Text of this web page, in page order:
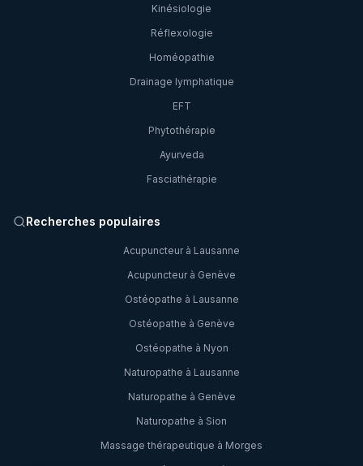
Kinésiologie
Réflexologie
Homéopathie
Drainage lymphatique
EFT
Phytothérapie
Ayurveda
Fasciathérapie
Recherches populaires
Acupuncteur à Lausanne
Acupuncteur à Genève
Ostéopathe à Lausanne
Ostéopathe à Genève
Ostéopathe à Nyon
Naturopathe à Lausanne
Naturopathe à Genève
Naturopathe à Sion
Massage thérapeutique à Morges